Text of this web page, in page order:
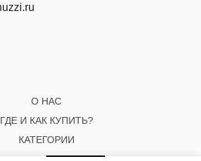
О НАС
ГДЕ И КАК КУПИТЬ?
КАТЕГОРИИ